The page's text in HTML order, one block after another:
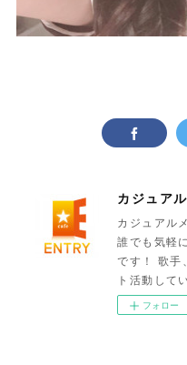
カジュアル
誰でも気軽
です！ 歌手
ト活動して
フォロー